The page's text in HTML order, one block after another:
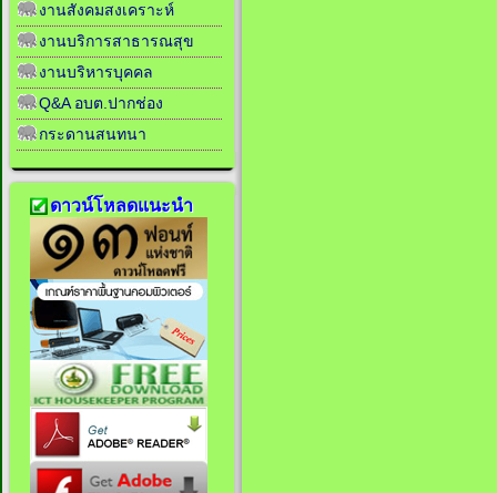
งานสังคมสงเคราะห์
งานบริการสาธารณสุข
งานบริหารบุคคล
Q&A อบต.ปากช่อง
กระดานสนทนา
ดาวน์โหลดแนะนำ